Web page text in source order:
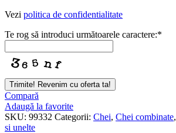
Vezi politica de confidentialitate
Te rog să introduci următoarele caractere:*
Email
Address*
Trimite! Revenim cu oferta ta!
Compară
Adaugă la favorite
SKU: 99332 Categorii: Chei, Chei combinate,
si unelte